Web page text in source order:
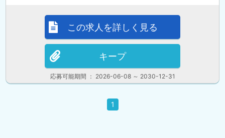
応募可能期間 ： 2026-06-08 ～ 2030-12-31
この求人を詳しく見る
キープ
1